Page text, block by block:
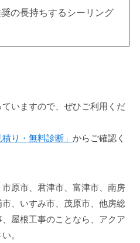
の長持ちするシーリング
いますので、ぜひご利用くだ
積り・無料診断」 からご確認く
原市、君津市、富津市、南房
、いすみ市、茂原市、他房総
屋根工事のことなら、アクア
。